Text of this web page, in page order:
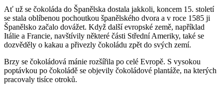
Ať už se čokoláda do Španělska dostala jakkoli, koncem 15. století
se stala oblíbenou pochoutkou španělského dvora a v roce 1585 ji
Španělsko začalo dovážet. Když další evropské země, například
Itálie a Francie, navštívily některé části Střední Ameriky, také se
dozvěděly o kakau a přivezly čokoládu zpět do svých zemí.
Brzy se čokoládová mánie rozšířila po celé Evropě. S vysokou
poptávkou po čokoládě se objevily čokoládové plantáže, na kterých
pracovaly tisíce otroků.